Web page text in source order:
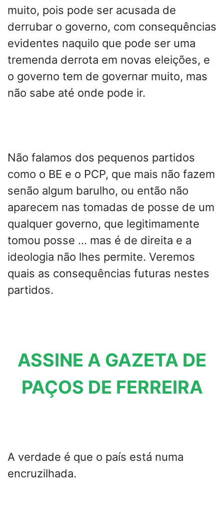
muito, pois pode ser acusada de
derrubar o governo, com consequências
evidentes naquilo que pode ser uma
tremenda derrota em novas eleições, e
o governo tem de governar muito, mas
não sabe até onde pode ir.
Não falamos dos pequenos partidos
como o BE e o PCP, que mais não fazem
senão algum barulho, ou então não
aparecem nas tomadas de posse de um
qualquer governo, que legitimamente
tomou posse … mas é de direita e a
ideologia não lhes permite. Veremos
quais as consequências futuras nestes
partidos.
ASSINE A GAZETA DE
PAÇOS DE FERREIRA
A verdade é que o país está numa
encruzilhada.